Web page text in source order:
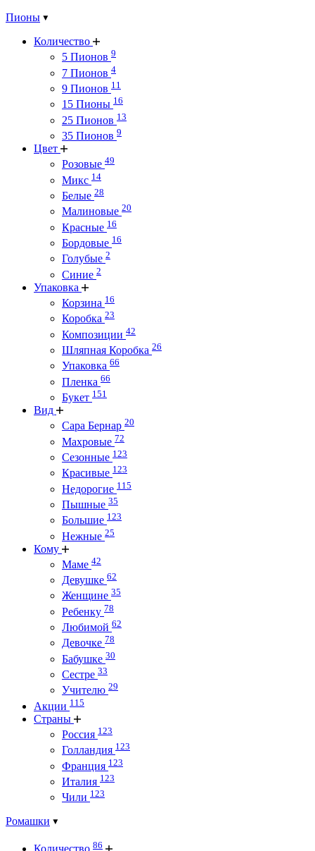
Пионы
Количество
5 Пионов 9
7 Пионов 4
9 Пионов 11
15 Пионы 16
25 Пионов 13
35 Пионов 9
Цвет
Розовые 49
Микс 14
Белые 28
Малиновые 20
Красные 16
Бордовые 16
Голубые 2
Синие 2
Упаковка
Корзина 16
Коробка 23
Композиции 42
Шляпная Коробка 26
Упаковка 66
Пленка 66
Букет 151
Вид
Сара Бернар 20
Махровые 72
Сезонные 123
Красивые 123
Недорогие 115
Пышные 35
Большие 123
Нежные 25
Кому
Маме 42
Девушке 62
Женщине 35
Ребенку 78
Любимой 62
Девочке 78
Бабушке 30
Сестре 33
Учителю 29
Акции 115
Страны
Россия 123
Голландия 123
Франция 123
Италия 123
Чили 123
Ромашки
Количество 86